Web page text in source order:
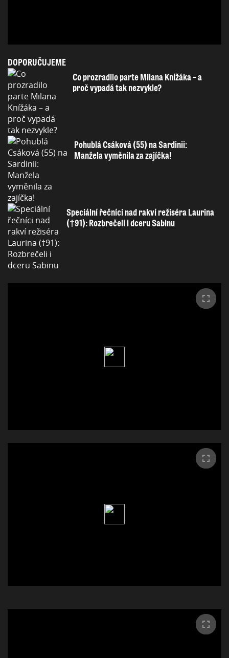
DOPORUČUJEME
Co prozradilo parte Milana Knížáka – a
proč vypadá tak nezvykle?
Pohublá Csáková (55) na Sardinii:
Manžela vyměnila za zajíčka!
Speciální řečníci nad rakví režiséra Laurina
(†91): Rozbrečeli i dceru Sabinu